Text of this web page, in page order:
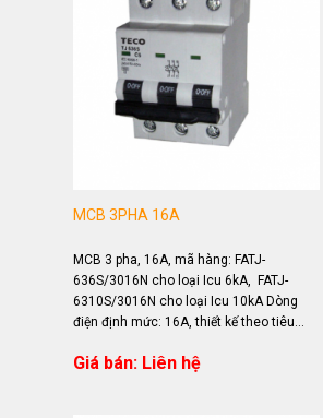
MCB 3PHA 16A
MCB 3 pha, 16A, mã hàng: FATJ-
636S/3016N cho loại Icu 6kA, FATJ-
6310S/3016N cho loại Icu 10kA Dòng
điện định mức: 16A, thiết kế theo tiêu
Giá bán: Liên hệ